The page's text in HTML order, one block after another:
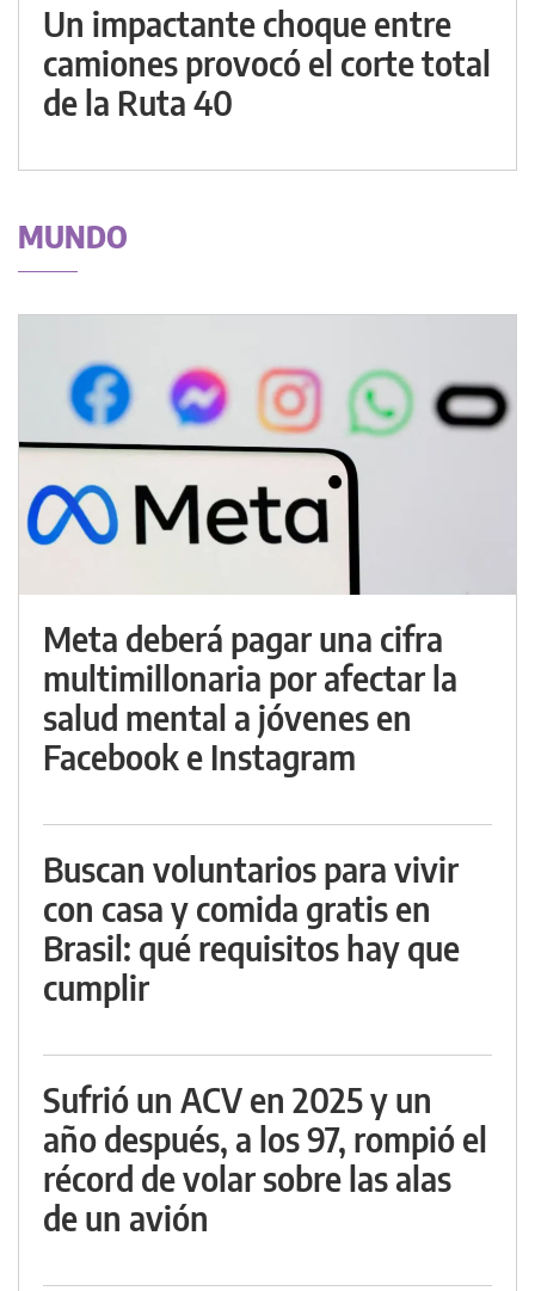
Un impactante choque entre
camiones provocó el corte total
de la Ruta 40
MUNDO
Meta deberá pagar una cifra
multimillonaria por afectar la
salud mental a jóvenes en
Facebook e Instagram
Buscan voluntarios para vivir
con casa y comida gratis en
Brasil: qué requisitos hay que
cumplir
Sufrió un ACV en 2025 y un
año después, a los 97, rompió el
récord de volar sobre las alas
de un avión